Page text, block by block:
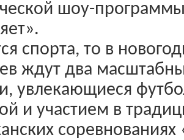
шоу-программы
спорта, то в
ждут два
увлекающиеся
и участием в